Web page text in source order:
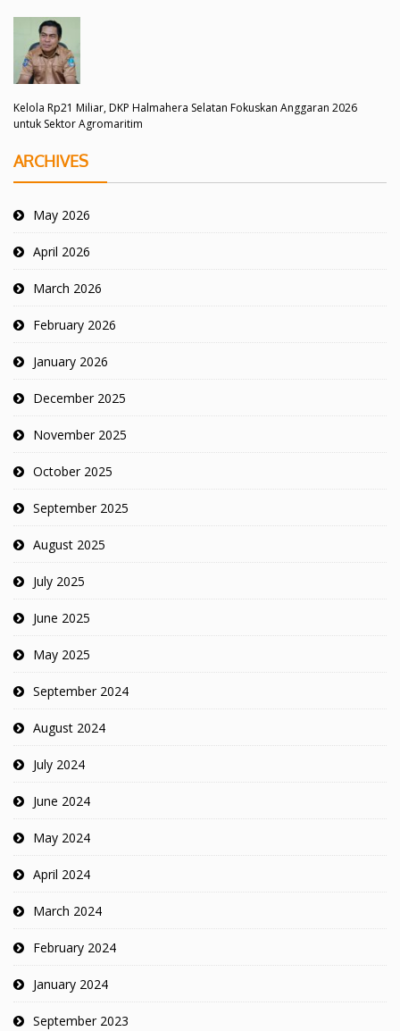
Kelola Rp21 Miliar, DKP Halmahera Selatan Fokuskan Anggaran 2026
untuk Sektor Agromaritim
ARCHIVES
May 2026
April 2026
March 2026
February 2026
January 2026
December 2025
November 2025
October 2025
September 2025
August 2025
July 2025
June 2025
May 2025
September 2024
August 2024
July 2024
June 2024
May 2024
April 2024
March 2024
February 2024
January 2024
September 2023